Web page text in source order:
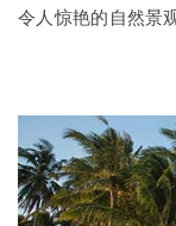
令人惊艳的自然景